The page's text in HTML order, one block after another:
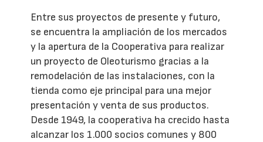
Entre sus proyectos de presente y futuro,
se encuentra la ampliación de los mercados
y la apertura de la Cooperativa para realizar
un proyecto de Oleoturismo gracias a la
remodelación de las instalaciones, con la
tienda como eje principal para una mejor
presentación y venta de sus productos.
Desde 1949, la cooperativa ha crecido hasta
alcanzar los 1.000 socios comunes y 800